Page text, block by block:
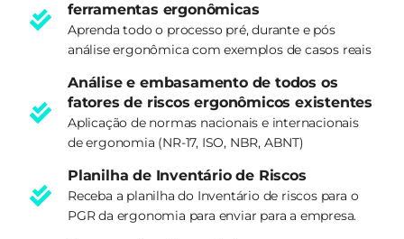
ferramentas ergonômicas
Aprenda todo o processo pré, durante e pós
análise ergonômica com exemplos de casos reais
Análise e embasamento de todos os
fatores de riscos ergonômicos existentes
Aplicação de normas nacionais e internacionais
de ergonomia (NR-17, ISO, NBR, ABNT)
Planilha de Inventário de Riscos
Receba a planilha do Inventário de riscos para o
PGR da ergonomia para enviar para a empresa.